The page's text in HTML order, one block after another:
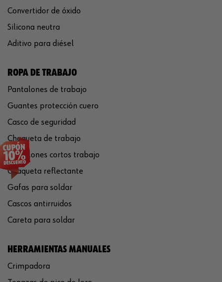
Convertidor de óxido
Silicona neutra
Aditivo para diésel
ROPA DE TRABAJO
Pantalones de trabajo
Guantes protección cuero
Casco de seguridad
Chaqueta de trabajo
Pantalones cortos trabajo
Chaqueta reflectante
Gafas para soldar
Cascos antirruidos
Careta para soldar
HERRAMIENTAS MANUALES
Crimpadora